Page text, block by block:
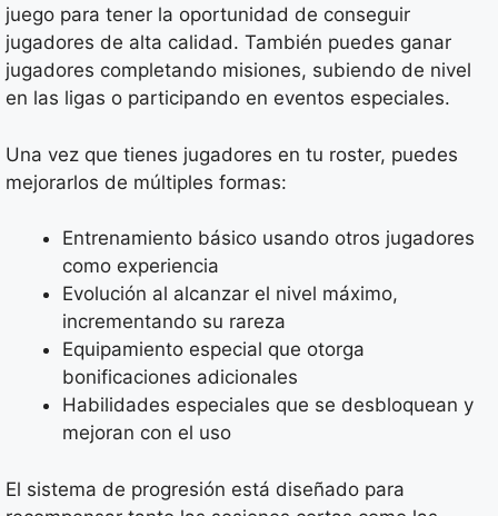
juego para tener la oportunidad de conseguir
jugadores de alta calidad. También puedes ganar
jugadores completando misiones, subiendo de nivel
en las ligas o participando en eventos especiales.
Una vez que tienes jugadores en tu roster, puedes
mejorarlos de múltiples formas:
Entrenamiento básico usando otros jugadores
como experiencia
Evolución al alcanzar el nivel máximo,
incrementando su rareza
Equipamiento especial que otorga
bonificaciones adicionales
Habilidades especiales que se desbloquean y
mejoran con el uso
El sistema de progresión está diseñado para